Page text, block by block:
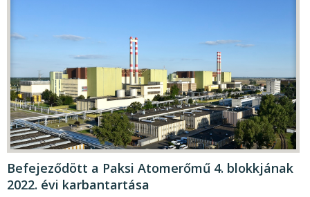
Befejeződött a Paksi Atomerőmű 4. blokkjának
2022. évi karbantartása